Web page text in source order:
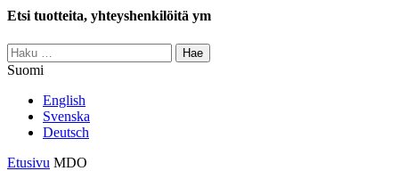
Etsi tuotteita, yhteyshenkilöitä ym
Haku:
Suomi
English
Svenska
Deutsch
Etusivu MDO